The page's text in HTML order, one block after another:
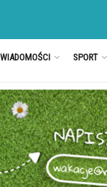
WIADOMOŚCI SPORT